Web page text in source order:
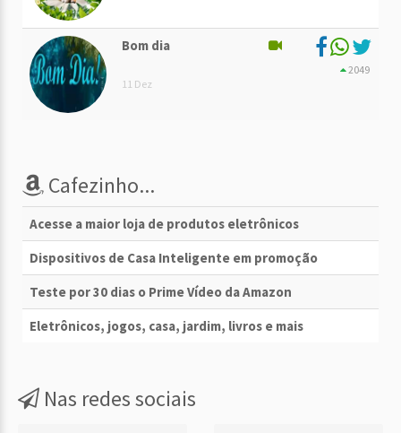
Bom dia
11 Dez
2049
Cafezinho...
Acesse a maior loja de produtos eletrônicos
Dispositivos de Casa Inteligente em promoção
Teste por 30 dias o Prime Vídeo da Amazon
Eletrônicos, jogos, casa, jardim, livros e mais
Nas redes sociais